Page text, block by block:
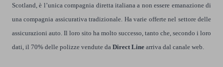
Scotland, è l’unica compagnia diretta italiana a non essere emanazione di
una compagnia assicurativa tradizionale. Ha varie offerte nel settore delle
assicurazioni auto. Il loro sito ha molto successo, tanto che, secondo i loro
dati, il 70% delle polizze vendute da Direct Line arriva dal canale web.